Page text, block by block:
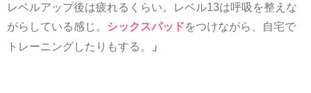
レベルアップ後は疲れるくらい。レベル13は呼吸を整えな
がらしている感じ。
シックスパッドをつけながら、自宅で
トレーニングしたりもする。
」